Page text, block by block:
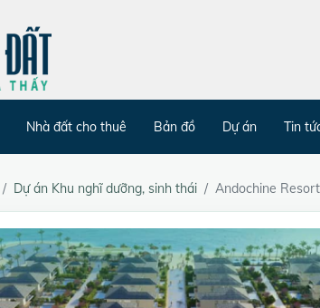
Nhà đất cho thuê Bản đồ Dự án Tin
Dự án Khu nghĩ dưỡng, sinh thái Andochine Resort